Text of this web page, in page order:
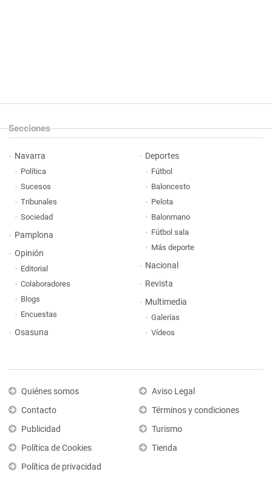
Secciones
Navarra
Política
Sucesos
Tribunales
Sociedad
Pamplona
Opinión
Editorial
Colaboradores
Blogs
Encuestas
Osasuna
Deportes
Fútbol
Baloncesto
Pelota
Balonmano
Fútbol sala
Más deporte
Nacional
Revista
Multimedia
Galerías
Vídeos
Quiénes somos
Contacto
Publicidad
Política de Cookies
Política de privacidad
Aviso Legal
Términos y condiciones
Turismo
Tienda